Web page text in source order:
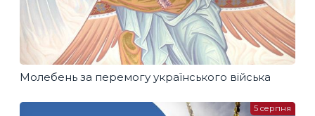
Молебень за перемогу українського війська
5 серпня